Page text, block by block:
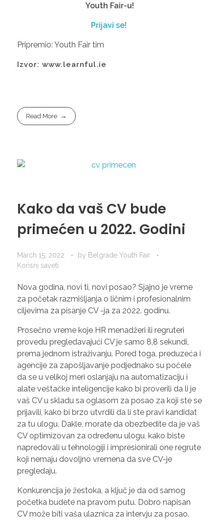
Youth Fair-u!
Prijavi se!
Pripremio: Youth Fair tim
Izvor: www.learnful.ie
Read More
Kako da vaš CV bude
primećen u 2022. Godini
March 15, 2022 by Belgrade Youth Fair
Korisni saveti
Nova godina, novi ti, novi posao? Sjajno je vreme
za početak razmišljanja o ličnim i profesionalnim
ciljevima za pisanje CV -ja za 2022. godinu.
Prosečno vreme koje HR menadžeri ili regruteri
provedu pregledavajući CV je samo 8,8 sekundi,
prema jednom istraživanju. Pored toga, preduzeća i
agencije za zapošljavanje podjednako su počele
da se u velikoj meri oslanjaju na automatizaciju i
alate veštačke inteligencije kako bi proverili da li je
vaš CV u skladu sa oglasom za posao za koji ste se
prijavili, kako bi brzo utvrdili da li ste pravi kandidat
za tu ulogu. Dakle, morate da obezbedite da je vaš
CV optimizovan za određenu ulogu, kako biste
napredovali u tehnologiji i impresionirali one regrute
koji nemaju dovoljno vremena da sve CV-je
pregledaju.
Konkurencija je žestoka, a ključ je da od samog
početka budete na pravom putu. Dobro napisan
CV može biti vaša ulaznica za intervju za posao.